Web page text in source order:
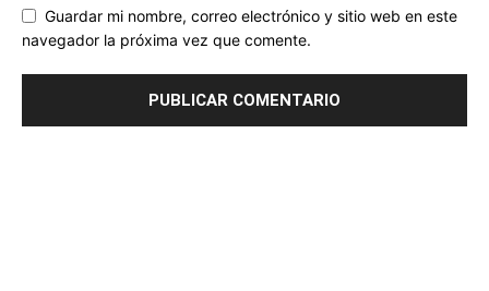
Guardar mi nombre, correo electrónico y sitio web en este
navegador la próxima vez que comente.